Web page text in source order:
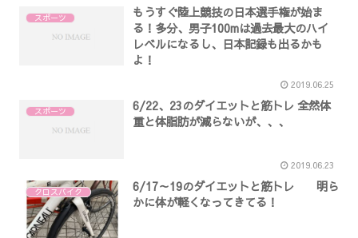
スポーツ
もうすぐ陸上競技の日本選手権が始ま
る！多分、男子100mは過去最大のハイ
レベルになるし、日本記録も出るかも
よ！
2019.06.25
スポーツ
6/22、23のダイエットと筋トレ 全然体
重と体脂肪が減らないが、、、
2019.06.23
クロスバイク
6/17～19のダイエットと筋トレ 明ら
かに体が軽くなってきてる！